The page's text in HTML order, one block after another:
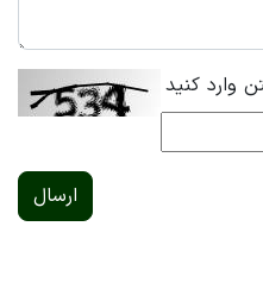
وارد کنید
ارسال